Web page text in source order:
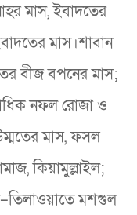
মাস, ইবাদতের
মাস।শাবান
বীজ বপনের মাস;
নফল রোজা ও
মাস, ফসল
কিয়ামুল্লাইল;
মশগুল